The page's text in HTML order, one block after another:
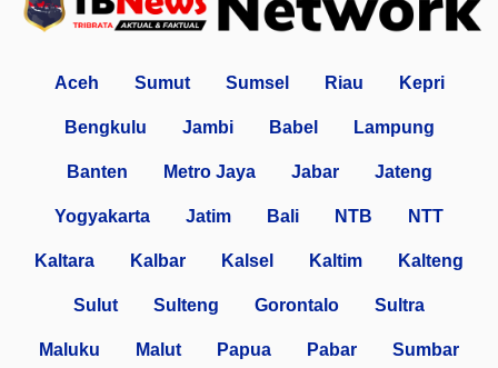
Aceh Sumut Sumsel Riau Kepri
Bengkulu Jambi Babel Lampung
Banten Metro Jaya Jabar Jateng
Yogyakarta Jatim Bali NTB NTT
Kaltara Kalbar Kalsel Kaltim Kalteng
Sulut Sulteng Gorontalo Sultra
Maluku Malut Papua Pabar Sumbar